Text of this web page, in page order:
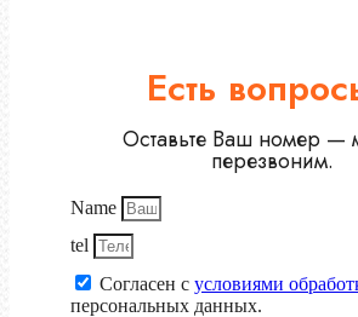
Есть
Оставьте Ваш номер —
перезвоним.
Name
tel
Согласен с условиями
персональных данных.